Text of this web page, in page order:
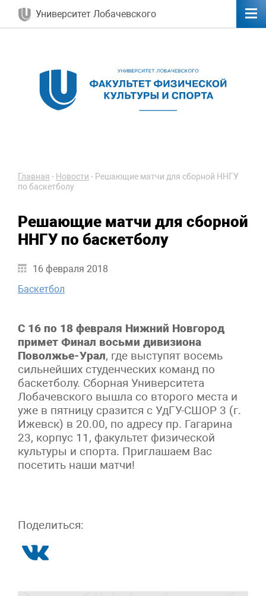
Университет Лобачевского
Главная - Новости - Решающие матчи для сборной ННГУ
по баскетболу
Решающие матчи для сборной
ННГУ по баскетболу
16 февраля 2018
Баскетбол
С 16 по 18 февраля Нижний Новгород
примет Финал восьми дивизиона
Поволжье-Урал, где выступят восемь
сильнейших студенческих команд по
баскетболу. Сборная Университета
Лобачевского вышла со второго места и
уже в пятницу сразится с УдГУ-СШОР 3 (г.
Ижевск) в 20.00, по адресу пр. Гагарина
23, корпус 11, факультет физической
культуры и спорта. Приглашаем Вас
посетить наши матчи!
Поделиться: